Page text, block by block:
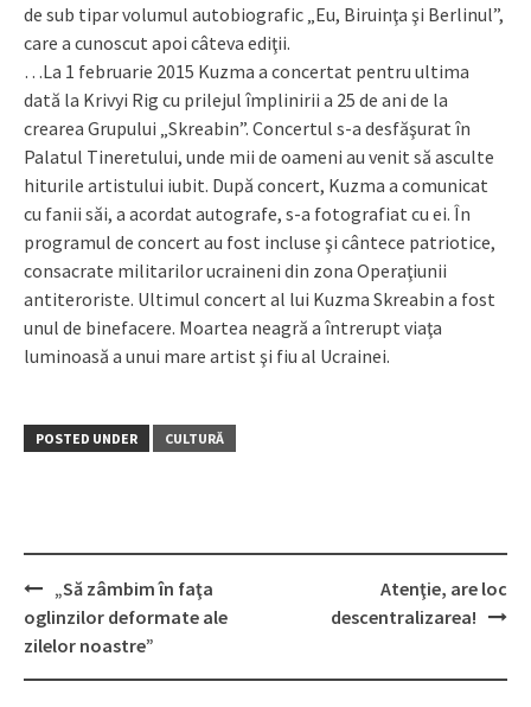
de sub tipar volumul autobiografic „Eu, Biruinţa şi Berlinul”,
care a cunoscut apoi câteva ediţii.
…La 1 februarie 2015 Kuzma a concertat pentru ultima
dată la Krivyi Rig cu prilejul împlinirii a 25 de ani de la
crearea Grupului „Skreabin”. Concertul s-a desfăşurat în
Palatul Tineretului, unde mii de oameni au venit să asculte
hiturile artistului iubit. După concert, Kuzma a comunicat
cu fanii săi, a acordat autografe, s-a fotografiat cu ei. În
programul de concert au fost incluse şi cântece patriotice,
consacrate militarilor uc­raineni din zona Ope­raţiunii
antiteroriste. Ultimul concert al lui Kuzma Skreabin a fost
unul de binefacere. Moartea neagră a întrerupt viaţa
luminoasă a unui mare artist şi fiu al Ucrainei.
POSTED UNDER CULTURĂ
Post
navigation
„Să zâmbim în faţa
oglinzilor deformate ale
zilelor noastre”
Atenţie, are loc
descentralizarea!